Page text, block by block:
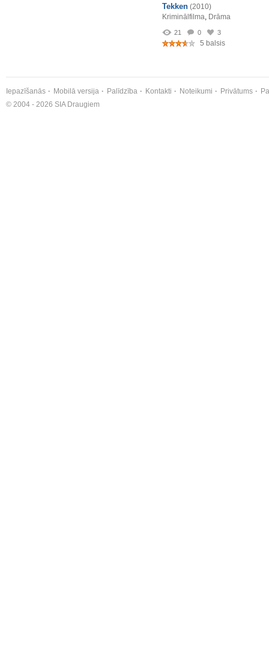
Tekken (2010)
Kriminālfilma, Drāma
21 0 3
5 balsis
Iepazīšanās Mobilā versija Palīdzība Kontakti Noteikumi Privātums
© 2004 - 2026 SIA Draugiem